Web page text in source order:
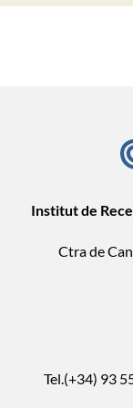
Institut de
Ctra de
Tel.(+34) 93